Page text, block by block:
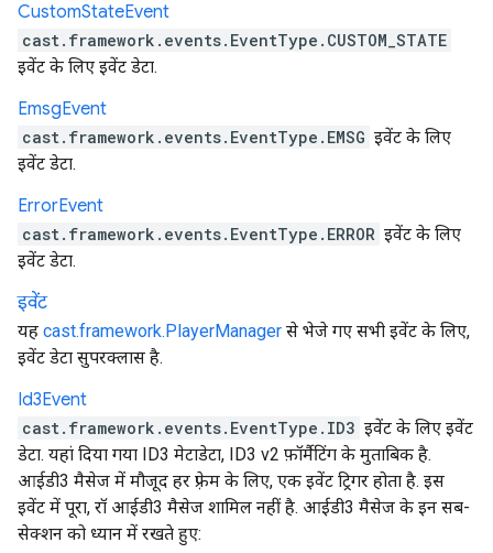
CustomStateEvent
cast.framework.events.EventType.CUSTOM_STATE
इवेंट के लिए इवेंट डेटा.
EmsgEvent
cast.framework.events.EventType.EMSG इवेंट के लिए
इवेंट डेटा.
ErrorEvent
cast.framework.events.EventType.ERROR इवेंट के लिए
इवेंट डेटा.
इवेंट
यह cast.framework.PlayerManager से भेजे गए सभी इवेंट के लिए,
इवेंट डेटा सुपरक्लास है.
Id3Event
cast.framework.events.EventType.ID3 इवेंट के लिए इवेंट
डेटा. यहां दिया गया ID3 मेटाडेटा, ID3 v2 फ़ॉर्मैटिंग के मुताबिक है.
आईडी3 मैसेज में मौजूद हर फ़्रेम के लिए, एक इवेंट ट्रिगर होता है. इस
इवेंट में पूरा, रॉ आईडी3 मैसेज शामिल नहीं है. आईडी3 मैसेज के इन सब-
सेक्शन को ध्यान में रखते हुए: